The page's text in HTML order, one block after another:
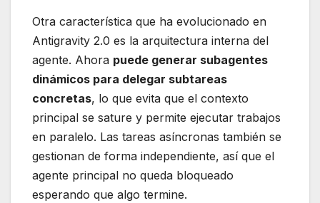
Otra característica que ha evolucionado en
Antigravity 2.0 es la arquitectura interna del
agente. Ahora puede generar subagentes
dinámicos para delegar subtareas
concretas, lo que evita que el contexto
principal se sature y permite ejecutar trabajos
en paralelo. Las tareas asíncronas también se
gestionan de forma independiente, así que el
agente principal no queda bloqueado
esperando que algo termine.